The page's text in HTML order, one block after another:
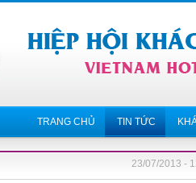
TRANG CHỦ TIN TỨC
23/07/2013 -